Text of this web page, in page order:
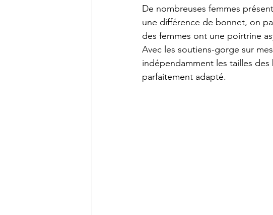
De nombreuses femmes
une différence de bonnet, on
des femmes ont une poirtrine
Avec les soutiens-gorge sur
indépendamment les tailles
parfaitement adapté.